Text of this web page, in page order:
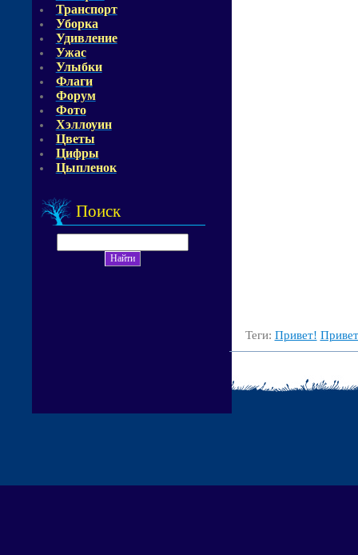
Транспорт
Уборка
Удивление
Ужас
Улыбки
Флаги
Форум
Фото
Хэллоуин
Цветы
Цифры
Цыпленок
Поиск
Теги: Привет!